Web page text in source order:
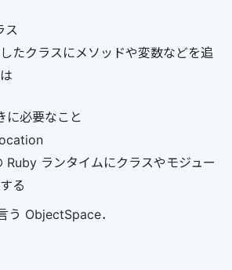
ス
たクラスにメソッドや変数などを追
に必要なこと
Ruby ランタイムにクラスやモジュー
る
う ObjectSpace．